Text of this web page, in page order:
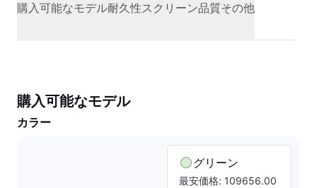
購入可能なモデル耐久性スクリーン品質その他
購入可能なモデル
カラー
グリーン
最安価格: 109656.00